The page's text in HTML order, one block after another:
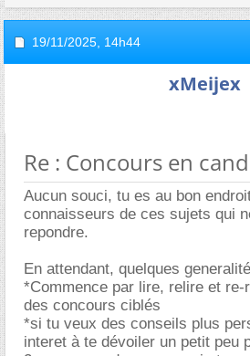
19/11/2025, 14h44
xMeijex
Re : Concours en
Aucun souci, tu es au bon
connaisseurs de ces sujets qui
repondre.
En attendant, quelques
*Commence par lire, relire et re-
des concours ciblés
*si tu veux des conseils plus
interet à te dévoiler un petit peu